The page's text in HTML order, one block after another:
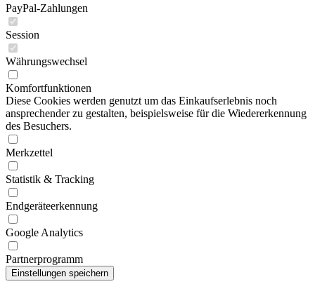
PayPal-Zahlungen
Session
Währungswechsel
Komfortfunktionen
Diese Cookies werden genutzt um das Einkaufserlebnis noch
ansprechender zu gestalten, beispielsweise für die Wiedererkennung
des Besuchers.
Merkzettel
Statistik & Tracking
Endgeräteerkennung
Google Analytics
Partnerprogramm